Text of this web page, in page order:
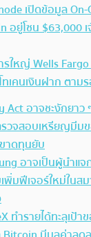
เปิดข้อมูล
อยู่โซน $63,000
รใหญ่ Wells
เคนเงินฝาก ตาม
Act อาจชะงักยาว
รวจสอบเหรียญมีม
าดทุนยับ
อาจเป็นผู้นำแ
พิ่มฟีเจอร์ใหม่ในส
ทำรายได้ทะลุเป้